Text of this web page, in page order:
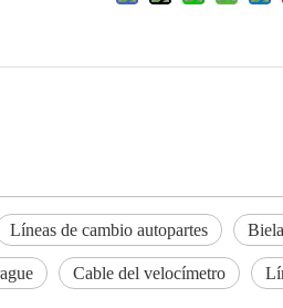
Líneas de cambio autopartes
Cable del velocímetro